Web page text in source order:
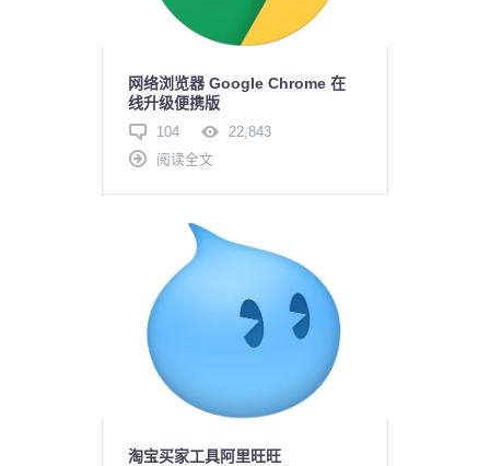
网络浏览器 Google Chrome 在
线升级便携版
104
22,843
阅读全文
淘宝买家工具阿里旺旺